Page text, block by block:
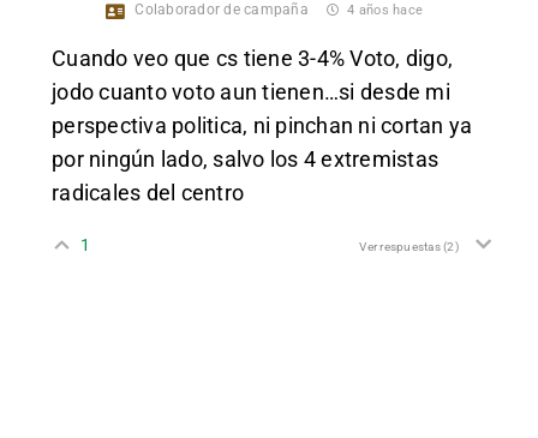
Colaborador de campaña 4 años hace
Cuando veo que cs tiene 3-4% Voto, digo,
jodo cuanto voto aun tienen…si desde mi
perspectiva politica, ni pinchan ni cortan ya
por ningún lado, salvo los 4 extremistas
radicales del centro
1 Ver respuestas(2)